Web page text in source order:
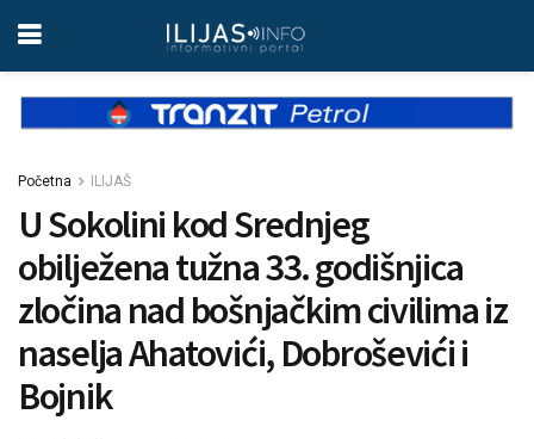
Početna ILIJAŠ
U Sokolini kod Srednjeg
obilježena tužna 33. godišnjica
zločina nad bošnjačkim civilima iz
naselja Ahatovići, Dobroševići i
Bojnik